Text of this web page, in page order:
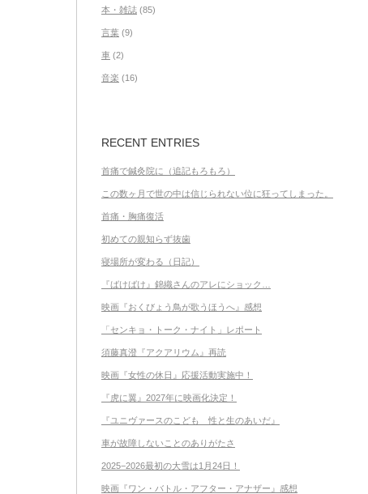
本・雑誌(85)
言葉(9)
車(2)
音楽 (16)
RECENT ENTRIES
首痛で鍼灸院に（追記もろもろ）
この数ヶ月で世の中は信じられない位に狂ってしまった。
首痛・胸痛復活
初めての親知らず抜歯
寝場所が変わる（日記）
『ばけばけ』錦織さんのアレにショック…
映画『おくびょう鳥が歌うほうへ』感想
「センキョ・トーク・ナイト」レポート
須藤真澄『アクアリウム』再読
映画『女性の休日』応援活動実施中！
『虎に翼』2027年に映画化決定！
『ユニヴァースのこども 性と生のあいだ』
車が故障しないことのありがたさ
2025−2026最初の大雪は1月24日！
映画『ワン・バトル・アフター・アナザー』感想